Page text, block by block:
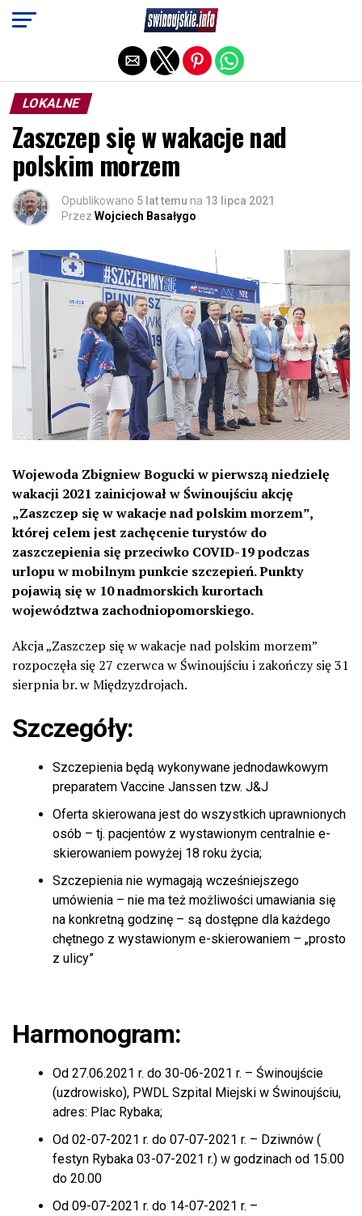
LOKALNE
Zaszczep się w wakacje nad
polskim morzem
Opublikowano 5 lat temu na 13 lipca 2021
Przez Wojciech Basałygo
Wojewoda Zbigniew Bogucki w pierwszą niedzielę
wakacji 2021 zainicjował w Świnoujściu akcję
„Zaszczep się w wakacje nad polskim morzem”,
której celem jest zachęcenie turystów do
zaszczepienia się przeciwko COVID-19 podczas
urlopu w mobilnym punkcie szczepień. Punkty
pojawią się w 10 nadmorskich kurortach
województwa zachodniopomorskiego.
Akcja „Zaszczep się w wakacje nad polskim morzem”
rozpoczęła się 27 czerwca w Świnoujściu i zakończy się 31
sierpnia br. w Międzyzdrojach.
Szczegóły:
Szczepienia będą wykonywane jednodawkowym
preparatem Vaccine Janssen tzw. J&J
Oferta skierowana jest do wszystkich uprawnionych
osób – tj. pacjentów z wystawionym centralnie e-
skierowaniem powyżej 18 roku życia;
Szczepienia nie wymagają wcześniejszego
umówienia – nie ma też możliwości umawiania się
na konkretną godzinę – są dostępne dla każdego
chętnego z wystawionym e-skierowaniem – „prosto
z ulicy”
Harmonogram:
Od 27.06.2021 r. do 30-06-2021 r. – Świnoujście
(uzdrowisko), PWDL Szpital Miejski w Świnoujściu,
adres: Plac Rybaka;
Od 02-07-2021 r. do 07-07-2021 r. – Dziwnów (
festyn Rybaka 03-07-2021 r.) w godzinach od 15.00
do 20.00
Od 09-07-2021 r. do 14-07-2021 r. –
Exit mobile version